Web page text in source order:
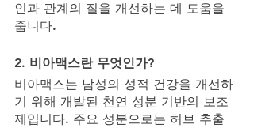
인과 관계의 질을 개선하는 데 도움을
줍니다.
2. 비아맥스란 무엇인가?
비아맥스는 남성의 성적 건강을 개선하
기 위해 개발된 천연 성분 기반의 보조
제입니다. 주요 성분으로는 허브 추출